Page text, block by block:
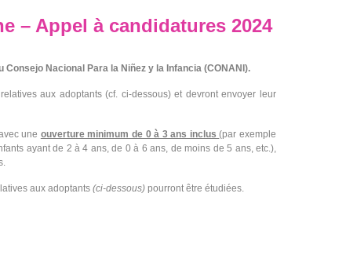
– Appel à candidatures 2024
Nacional Para la Niñez y la Infancia (CONANI).
aux adoptants (cf. ci-dessous) et devront envoyer leur
une ouverture minimum de 0 à 3 ans inclus(par exemple
ayant de 2 à 4 ans, de 0 à 6 ans, de moins de 5 ans, etc.),
aux adoptants (ci-dessous) pourront être étudiées.